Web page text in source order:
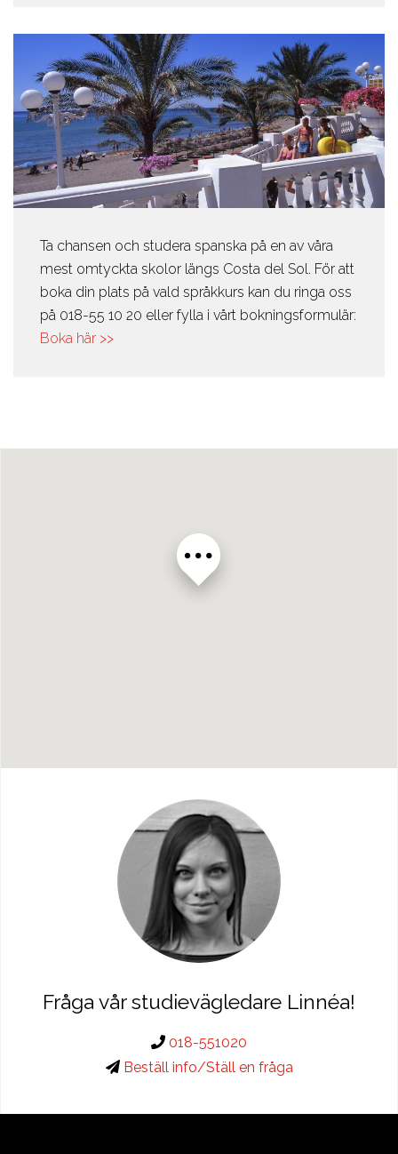
Ta chansen och studera spanska på en av våra
mest omtyckta skolor längs Costa del Sol. För att
boka din plats på vald språkkurs kan du ringa oss
på 018-55 10 20 eller fylla i vårt bokningsformulär:
Boka här >>
Fråga vår studievägledare Linnéa!
018-551020
Beställ info/Ställ en fråga